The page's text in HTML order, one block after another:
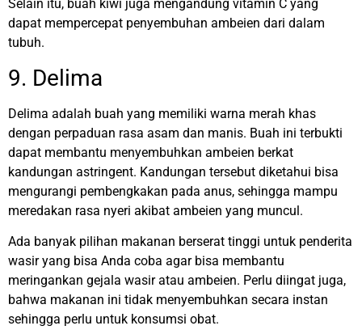
Selain itu, buah kiwi juga mengandung vitamin C yang
dapat mempercepat penyembuhan ambeien dari dalam
tubuh.
9. Delima
Delima adalah buah yang memiliki warna merah khas
dengan perpaduan rasa asam dan manis. Buah ini terbukti
dapat membantu menyembuhkan ambeien berkat
kandungan astringent. Kandungan tersebut diketahui bisa
mengurangi pembengkakan pada anus, sehingga mampu
meredakan rasa nyeri akibat ambeien yang muncul.
Ada banyak pilihan makanan berserat tinggi untuk penderita
wasir yang bisa Anda coba agar bisa membantu
meringankan gejala wasir atau ambeien. Perlu diingat juga,
bahwa makanan ini tidak menyembuhkan secara instan
sehingga perlu untuk konsumsi obat.